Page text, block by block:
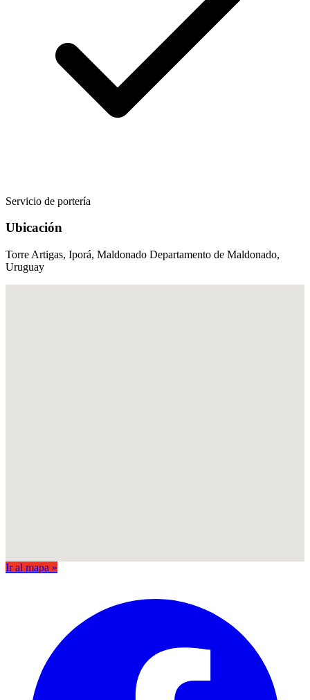
Servicio de portería
Ubicación
Torre Artigas, Iporá, Maldonado Departamento de Maldonado,
Uruguay
Ir al mapa »